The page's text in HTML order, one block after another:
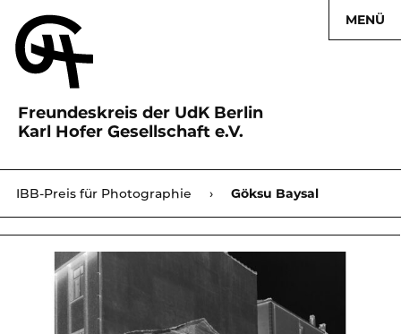
Freundeskreis der UdK Berlin
Karl Hofer Gesellschaft e.V.
MENÜ
Karl Hofer Gesellschaft ›
IBB-Preis für Photographie › Göksu Baysal